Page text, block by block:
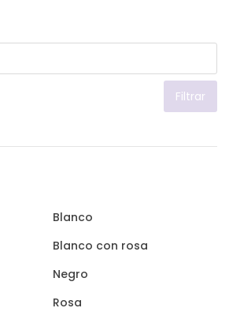
Filtrar
Blanco
Blanco con rosa
Negro
Rosa